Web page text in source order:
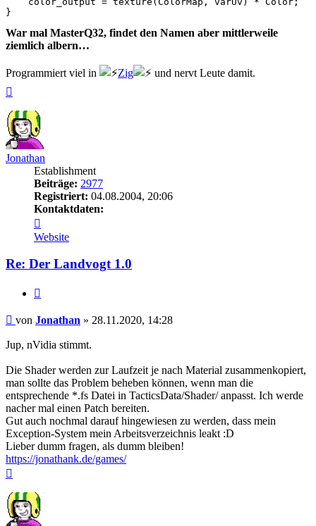
War mal MasterQ32, findet den Namen aber mittlerweile
ziemlich albern…
Programmiert viel in Zig
und nervt Leute damit.
Jonathan
Establishment
Beiträge: 2977
Registriert: 04.08.2004, 20:06
Kontaktdaten:
von
Jonathan
Website
Re: Der Landvogt 1.0
Beitrag
von Jonathan » 28.11.2020, 14:28
Jup, nVidia stimmt.
Die Shader werden zur Laufzeit je nach Material zusammenkopiert,
man sollte das Problem beheben können, wenn man die
entsprechende *.fs Datei in TacticsData/Shader/ anpasst. Ich werde
nacher mal einen Patch bereiten.
Gut auch nochmal darauf hingewiesen zu werden, dass mein
Exception-System mein Arbeitsverzeichnis leakt :D
Lieber dumm fragen, als dumm bleiben!
https://jonathank.de/games/